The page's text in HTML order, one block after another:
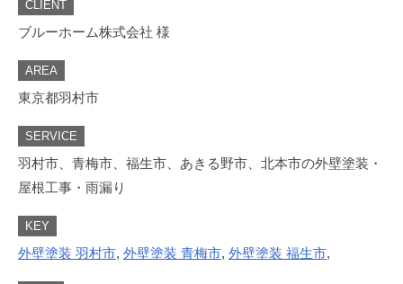
CLIENT
ブルーホーム株式会社 様
AREA
東京都羽村市
SERVICE
羽村市、青梅市、福生市、あきる野市、北本市の外壁塗装・
屋根工事・雨漏り
KEY
外壁塗装 羽村市, 外壁塗装 青梅市, 外壁塗装 福生市,